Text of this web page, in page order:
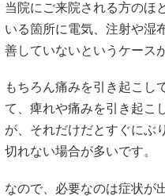
当院にご来院される方のほ
いる箇所に電気、注射や湿
善していないというケース
もちろん痛みを引き起こし
て、痺れや痛みを引き起こ
が、それだけだとすぐにぶ
切れない場合が多いです。
なので、必要なのは症状が